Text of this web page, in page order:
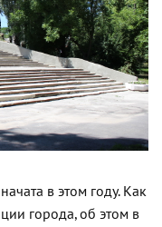
в этом году. Как
города, об этом в